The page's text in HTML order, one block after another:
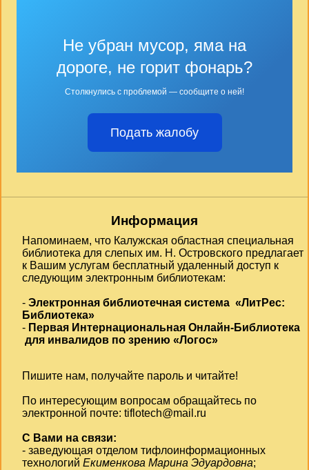
Не убран мусор, яма на
дороге, не горит фонарь?
Столкнулись с проблемой — сообщите о ней!
Подать жалобу
Информация
Напоминаем, что Калужская областная специальная
библиотека для слепых им. Н. Островского предлагает
к Вашим услугам бесплатный удаленный доступ к
следующим электронным библиотекам:
- Электронная библиотечная система «ЛитРес:
Библиотека»
- Первая Интернациональная Онлайн-Библиотека
для инвалидов по зрению «Логос»
Пишите нам, получайте пароль и читайте!
По интересующим вопросам обращайтесь по
электронной почте: tiflotech@mail.ru
С Вами на связи:
- заведующая отделом тифлоинформационных
технологий Екименкова Марина Эдуардовна;